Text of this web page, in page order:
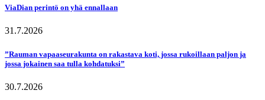
ViaDian perintö on yhä ennallaan
31.7.2026
”Rauman vapaaseurakunta on rakastava koti, jossa rukoillaan paljon ja
jossa jokainen saa tulla kohdatuksi”
30.7.2026